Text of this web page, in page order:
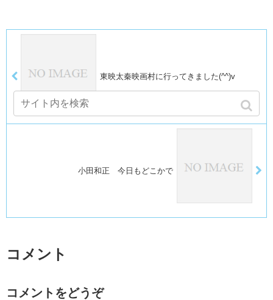
東映太秦映画村に行ってきました(^^)v
小田和正 今日もどこかで
コメント
コメントをどうぞ